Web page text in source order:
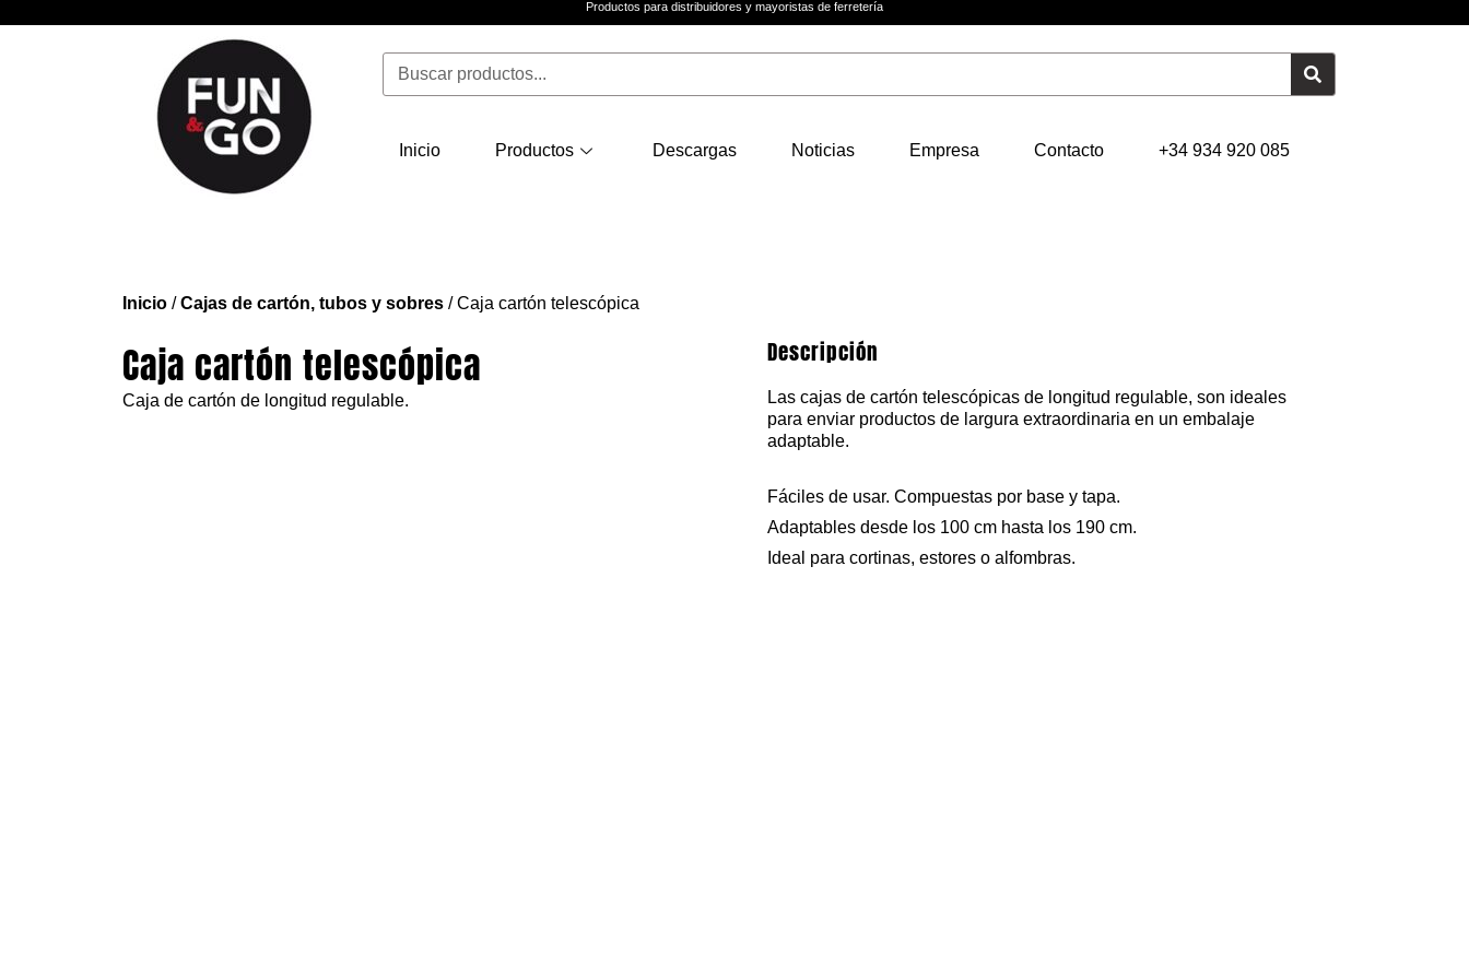
Productos para distribuidores y mayoristas de ferretería
Buscar
Inicio Productos Descargas Noticias Empresa Contacto +34 934 920 085
Inicio /Cajas de cartón, tubos y sobres / Caja cartón telescópica
Caja cartón telescópica
Caja de cartón de longitud regulable.
Descripción
Las cajas de cartón telescópicas de longitud regulable, son ideales
para enviar productos de largura extraordinaria en un embalaje
adaptable.
Fáciles de usar. Compuestas por base y tapa.
Adaptables desde los 100 cm hasta los 190 cm.
Ideal para cortinas, estores o alfombras.